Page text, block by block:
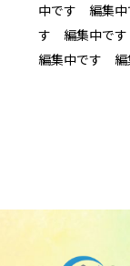
中です 編集
す 編集中で
編集中です